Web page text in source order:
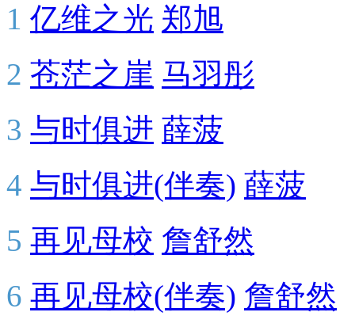
1 亿维之光 郑旭
2 苍茫之崖 马羽彤
3 与时俱进 薛菠
4 与时俱进(伴奏) 薛菠
5 再见母校 詹舒然
6 再见母校(伴奏) 詹舒然